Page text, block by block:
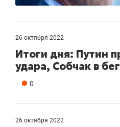
26 октября 2022
Итоги дня: Путин
удара, Собчак в
0
26 октября 2022